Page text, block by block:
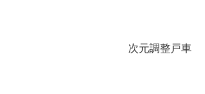
次元調整戸車